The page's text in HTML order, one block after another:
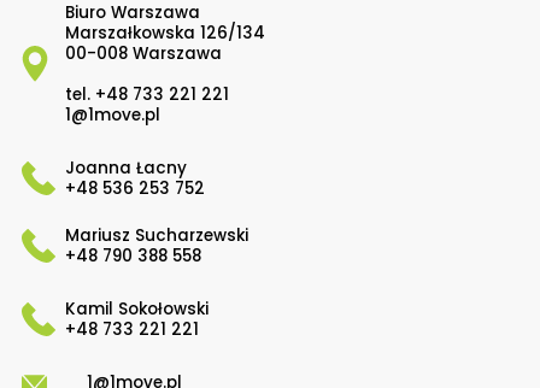
Biuro Warszawa
Marszałkowska 126/134
00-008 Warszawa
tel. +48 733 221 221
1@1move.pl
Joanna Łacny
+48 536 253 752
Mariusz Sucharzewski
+48 790 388 558
Kamil Sokołowski
+48 733 221 221
1@1move.pl